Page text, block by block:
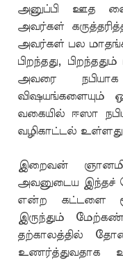
அனுப்பி ஊத
அவர்கள்
அவர்கள் பல
பிறந்தது,
அவரை
விஷயங்களையும்
வகையில் ஈஸா
வழிகாட்டல்
இறைவன்
அவனுடைய இந்தச்
என்ற கட்டளை
இருந்தும்
தற்காலத்தில்
உணர்த்துவதாக